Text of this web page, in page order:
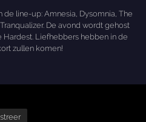
line-up: Amnesia, Dysomnia, The
De avond wordt gehost
Liefhebbers hebben in de
zullen komen!